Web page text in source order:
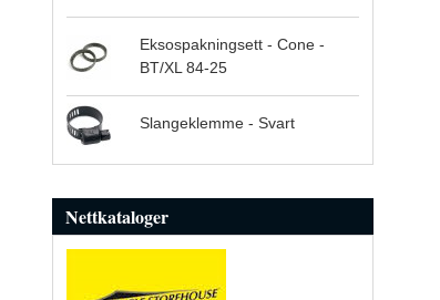
Eksospakningsett - Cone -
BT/XL 84-25
Slangeklemme - Svart
Nettkataloger